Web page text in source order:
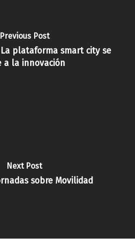
Previous Post
plataforma smart city se
a la innovación
Next Post
sobre Movilidad